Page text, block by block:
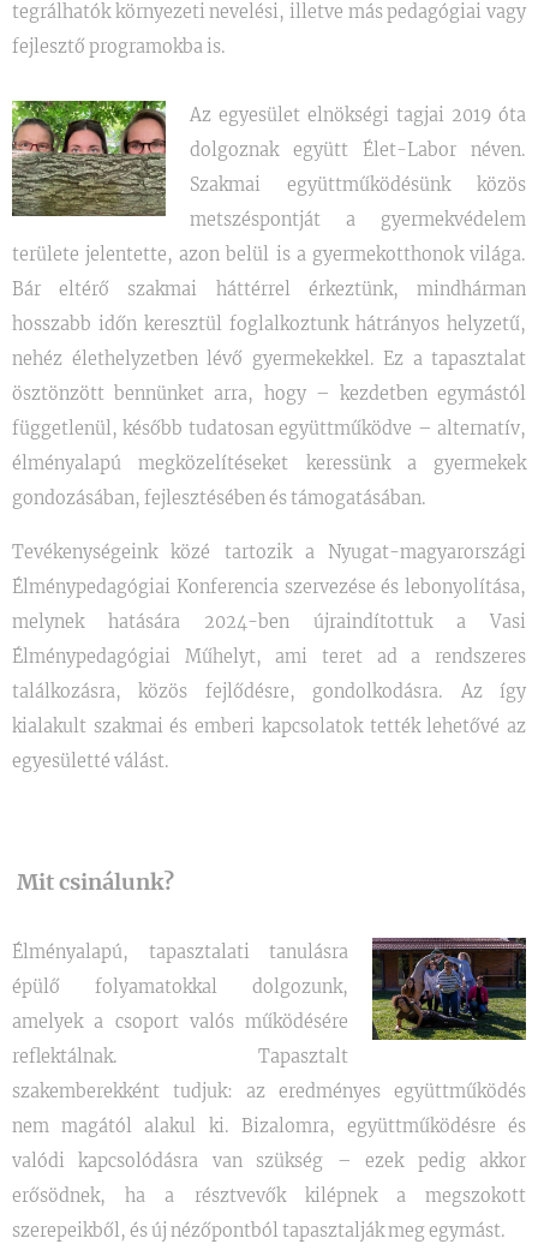
tegrálhatók környezeti nevelési, illetve más pedagógiai vagy
fejlesztő programokba is.
Az egyesület elnökségi tagjai 2019 óta
dolgoznak együtt Élet-Labor néven.
Szakmai együttműködésünk közös
metszéspontját a gyermekvédelem
területe jelentette, azon belül is a gyermekotthonok világa.
Bár eltérő szakmai háttérrel érkeztünk, mindhárman
hosszabb időn keresztül foglalkoztunk hátrányos helyzetű,
nehéz élethelyzetben lévő gyermekekkel. Ez a tapasztalat
ösztönzött bennünket arra, hogy – kezdetben egymástól
függetlenül, később tudatosan együttműködve – alternatív,
élményalapú megközelítéseket keressünk a gyermekek
gondozásában, fejlesztésében és támogatásában.
Tevékenységeink közé tartozik a Nyugat-magyarországi
Élménypedagógiai Konferencia szervezése és lebonyolítása,
melynek hatására 2024-ben újraindítottuk a Vasi
Élménypedagógiai Műhelyt, ami teret ad a rendszeres
találkozásra, közös fejlődésre, gondolkodásra. Az így
kialakult szakmai és emberi kapcsolatok tették lehetővé az
egyesületté válást.
Mit csinálunk?
Élményalapú, tapasztalati tanulásra
épülő folyamatokkal dolgozunk,
amelyek a csoport valós működésére
reflektálnak. Tapasztalt
szakemberekként tudjuk: az eredményes együttműködés
nem magától alakul ki. Bizalomra, együttműködésre és
valódi kapcsolódásra van szükség – ezek pedig akkor
erősödnek, ha a résztvevők kilépnek a megszokott
szerepeikből, és új nézőpontból tapasztalják meg egymást.